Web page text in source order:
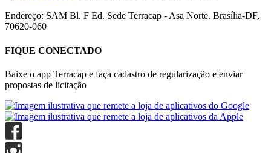
Endereço: SAM Bl. F Ed. Sede Terracap - Asa Norte. Brasília-DF,
70620-060
FIQUE CONECTADO
Baixe o app Terracap e faça cadastro de regularização e enviar
propostas de licitação